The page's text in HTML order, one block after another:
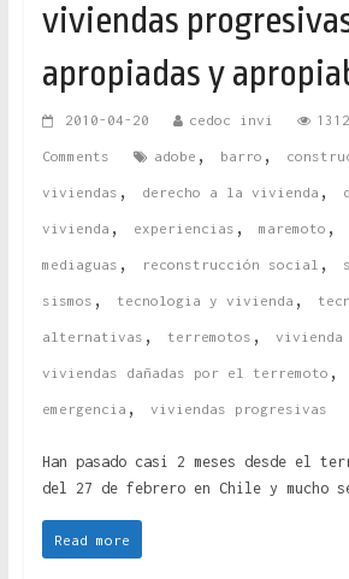
viviendas
apropiadas y
2010-04-20 cedoc invi
Comments adobe , barro ,
viviendas , derecho a la vivienda ,
vivienda , experiencias , maremoto ,
mediaguas , reconstrucción social ,
sismos , tecnologia y vivienda ,
alternativas , terremotos , vivienda
viviendas dañadas por el terremoto ,
emergencia , viviendas progresivas
Han pasado casi 2 meses desde el
del 27 de febrero en Chile y mucho
Read more